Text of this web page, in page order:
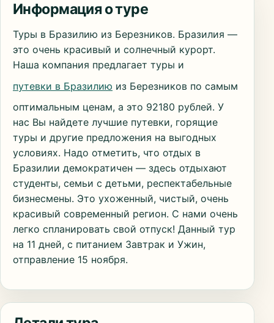
Информация о туре
Туры в Бразилию из Березников. Бразилия —
это очень красивый и солнечный курорт.
Наша компания предлагает туры и
путевки в Бразилию из Березников по самым
оптимальным ценам, а это 92180 рублей. У
нас Вы найдете лучшие путевки, горящие
туры и другие предложения на выгодных
условиях. Надо отметить, что отдых в
Бразилии демократичен — здесь отдыхают
студенты, семьи с детьми, респектабельные
бизнесмены. Это ухоженный, чистый, очень
красивый современный регион. С нами очень
легко спланировать свой отпуск! Данный тур
на 11 дней, с питанием Завтрак и Ужин,
отправление 15 ноября.